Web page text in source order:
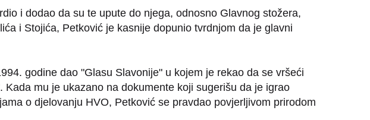
i dodao da su te upute do njega, odnosno Glavnog stožera,
i Stojića, Petković je kasnije dopunio tvrdnjom da je glavni
godine dao "Glasu Slavonije" u kojem je rekao da se vršeći
mu je ukazano na dokumente koji sugerišu da je igrao
o djelovanju HVO, Petković se pravdao povjerljivom prirodom